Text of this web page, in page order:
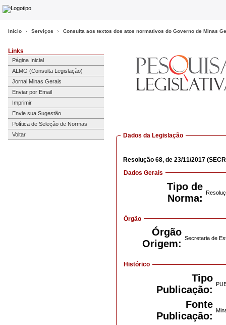
Início Serviços Consulta aos textos dos atos normativos do Governo de Minas
Links
Página Inicial
ALMG (Consulta Legislação)
Jornal Minas Gerais
Enviar por Email
Imprimir
Envie sua Sugestão
Política de Seleção de Normas
Voltar
Dados da Legislação
Resolução 68, de 23/11/2017
Dados Gerais
Tipo de
Norma:
Órgão
Órgão
Origem:
Secretaria de
Histórico
Tipo
Publicação:
Fonte
Publicação: